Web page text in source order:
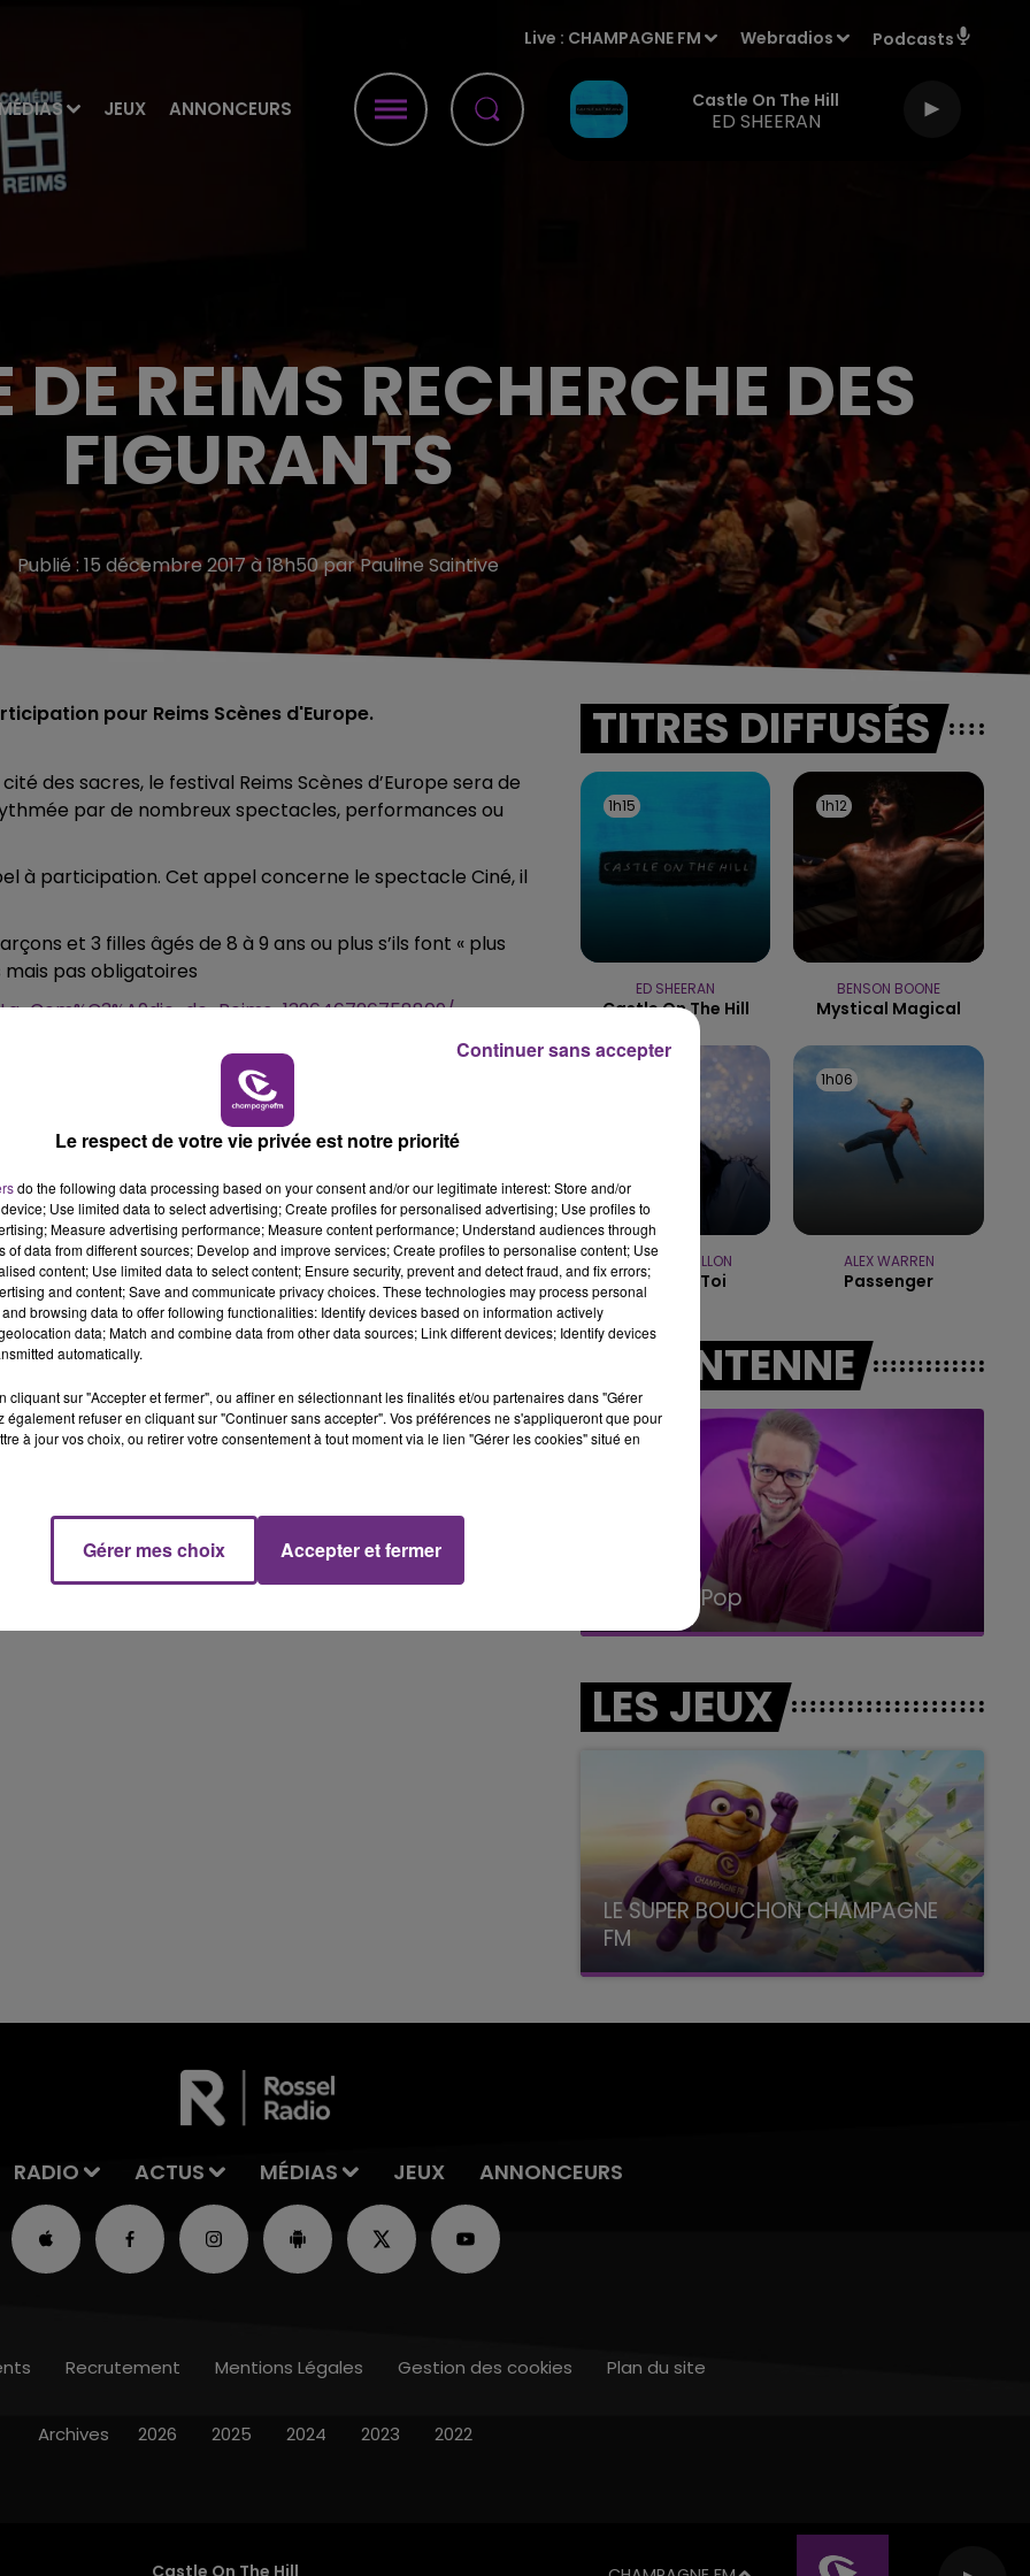
MÉDIAS JEUX ANNONCEURS
Live : CHAMPAGNE FM Webradios Podcasts
Castle On The Hill
ED SHEERAN
LA FAMILLE
10h00 - 14h00
LE TICKET DE CAISSE
REIMS RECHERCHE DES
FIGURANTS
Publié : 15 décembre 2017 à 18h50 par Pauline Saintive
pour Reims Scènes d'Europe.
des sacres, le festival Reims Scènes d’Europe sera de
par de nombreux spectacles, performances ou
à participation. Cet appel concerne le spectacle Ciné, il
et 3 filles âgés de 8 à 9 ans ou plus s’ils font « plus
mais pas obligatoires
Com%C3%A9die-de-Reims-132646726758809/
LE MAGASIN JOUÉCLUB DE REIMS FERME
SES PORTES
C'était l'une des institutions du centre-ville
rémois. Le magasin JouéClub est contraint de
fermer ses portes.
TITRES DIFFUSÉS
1h15
1h15
ED SHEERAN
Castle On The Hill
1h12
1h12
BENSON BOONE
Mystical Magical
ADELE CASTILLON
Ete Avec Toi
1h06
1h06
ALEX WARREN
Passenger
A L'ANTENNE
14h00 - 15h00
La Radio Pop
LES JEUX
LE SUPER BOUCHON CHAMPAGNE
FM
avec La Famille Champagne FM, à 8H10
RADIO ACTUS MÉDIAS JEUX ANNONCEURS
Castle On The Hill
Recrutement Mentions Légales Gestion des cookies Plan du site
Archives 2026 2025 2024 2023 2022
Le respect de votre vie privée est notre priorité
do the following data processing based on your consent and/or our legitimate interest: Store and/or
Use limited data to select advertising; Create profiles for personalised advertising; Use profiles to
Measure advertising performance; Measure content performance; Understand audiences through
of data from different sources; Develop and improve services; Create profiles to personalise content; Use
content; Use limited data to select content; Ensure security, prevent and detect fraud, and fix errors;
and content; Save and communicate privacy choices. These technologies may process personal
browsing data to offer following functionalities: Identify devices based on information actively
data; Match and combine data from other data sources; Link different devices; Identify devices
automatically.
cliquant sur "Accepter et fermer", ou affiner en sélectionnant les finalités et/ou partenaires dans "Gérer
également refuser en cliquant sur "Continuer sans accepter". Vos préférences ne s'appliqueront que pour
à jour vos choix, ou retirer votre consentement à tout moment via le lien "Gérer les cookies" situé en
Gérer mes choix Accepter et fermer
Continuer sans accepter